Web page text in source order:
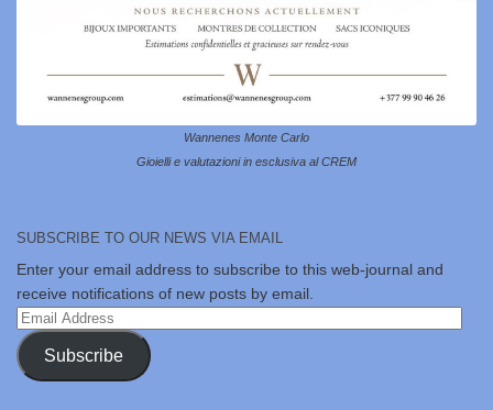
Wannenes Monte Carlo
Gioielli e valutazioni in esclusiva al CREM
SUBSCRIBE TO OUR NEWS VIA EMAIL
Enter your email address to subscribe to this web-journal and
receive notifications of new posts by email.
Email
Address
Subscribe